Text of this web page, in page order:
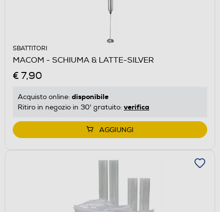
SBATTITORI
MACOM - SCHIUMA & LATTE-SILVER
€ 7,90
Acquisto online: disponibile
Ritiro in negozio in 30' gratuito: verifica
AGGIUNGI